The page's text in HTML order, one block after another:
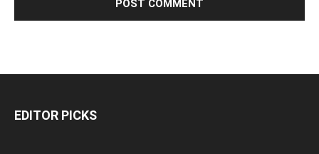
EDITOR PICKS